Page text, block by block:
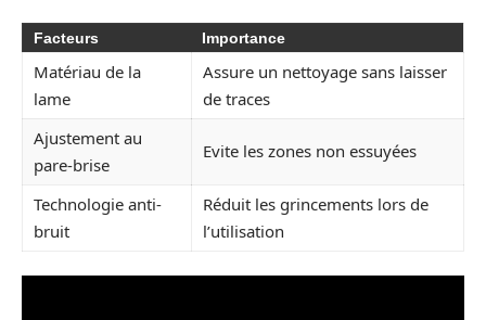
Facteurs Importance
Matériau de la
lame
Assure un nettoyage sans laisser
de traces
Ajustement au
pare-brise
Evite les zones non essuyées
Technologie anti-
bruit
Réduit les grincements lors de
l’utilisation